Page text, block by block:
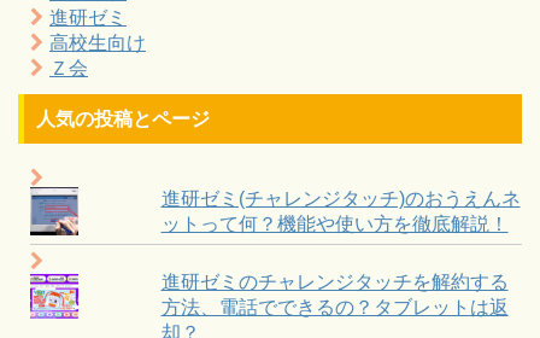
進研ゼミ
高校生向け
Ｚ会
人気の投稿とページ
進研ゼミ(チャレンジタッチ)のおうえんネ
ットって何？機能や使い方を徹底解説！
進研ゼミのチャレンジタッチを解約する
方法、電話でできるの？タブレットは返
却？